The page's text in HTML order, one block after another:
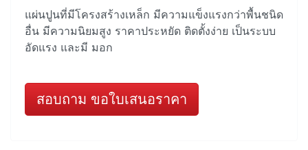
แผ่นปูนที่มีโครงสร้างเหล็ก มีความแข็งแรงกว่าพื้นชนิด
อื่น มีความนิยมสูง ราคาประหยัด ติดตั้งง่าย เป็นระบบ
อัดแรง และมี มอก
สอบถาม ขอใบเสนอราคา